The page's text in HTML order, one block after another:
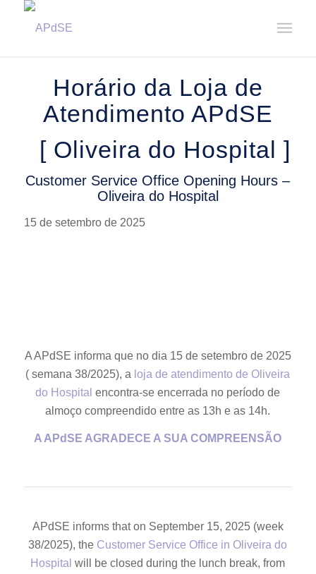
Horário da Loja de Atendimento – Oliveira do Hospital || Customer ...
Horário da Loja de
Atendimento APdSE
[ Oliveira do Hospital ]
Customer Service Office Opening Hours –
Oliveira do Hospital
15 de setembro de 2025
A APdSE informa que no dia 15 de setembro de 2025
( semana 38/2025), a loja de atendimento de Oliveira
do Hospital encontra-se encerrada no período de
almoço compreendido entre as 13h e as 14h.
A APdSE AGRADECE A SUA COMPREENSÃO
APdSE informs that on September 15, 2025 (week
38/2025), the Customer Service Office in Oliveira do
Hospital will be closed during the lunch break, from